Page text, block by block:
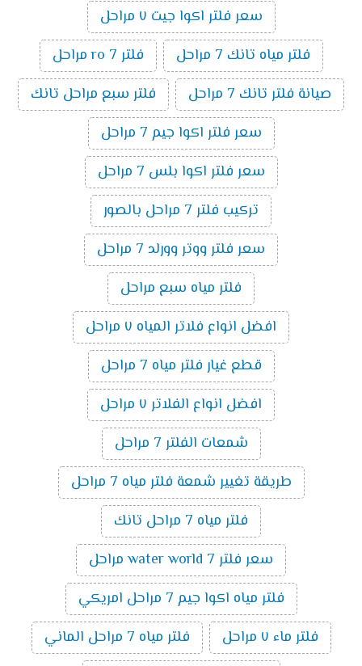
سعر فلتر اكوا جيت ٧ مراحل
فلتر مياه تانك 7 مراحل
فلتر ro 7 مراحل
صيانة فلتر تانك 7 مراحل
فلتر سبع مراحل تانك
سعر فلتر اكوا جيم 7 مراحل
سعر فلتر اكوا بلس 7 مراحل
تركيب فلتر 7 مراحل بالصور
سعر فلتر ووتر وورلد 7 مراحل
فلتر مياه سبع مراحل
افضل انواع فلاتر المياه ٧ مراحل
قطع غيار فلتر مياه 7 مراحل
افضل انواع الفلاتر ٧ مراحل
شمعات الفلتر 7 مراحل
طريقة تغيير شمعة فلتر مياه 7 مراحل
فلتر مياه 7 مراحل تانك
سعر فلتر water world 7 مراحل
فلتر مياه اكوا جيم 7 مراحل امريكي
فلتر ماء ٧ مراحل
فلتر مياه 7 مراحل الماني